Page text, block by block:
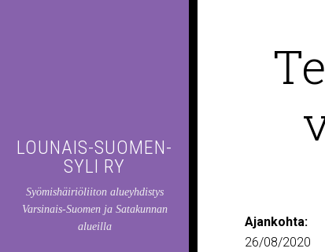
LOUNAIS-SUOMEN-
SYLI RY
Syömishäiriöliiton alueyhdistys
Varsinais-Suomen ja Satakunnan
alueilla
Ajankohta:
26/08/2020